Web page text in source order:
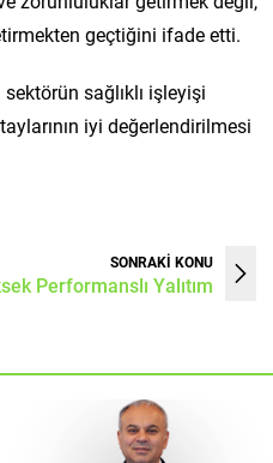
geçtiğini ifade etti.
sağlıklı işleyişi
iyi değerlendirilmesi
SONRAKİ KONU
Performanslı Yalıtım